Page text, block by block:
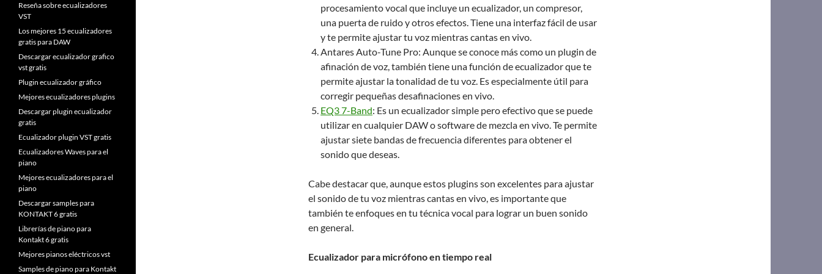
procesamiento vocal que incluye un ecualizador, un compresor,
una puerta de ruido y otros efectos. Tiene una interfaz fácil de usar
y te permite ajustar tu voz mientras cantas en vivo.
Antares Auto-Tune Pro: Aunque se conoce más como un plugin de
afinación de voz, también tiene una función de ecualizador que te
permite ajustar la tonalidad de tu voz. Es especialmente útil para
corregir pequeñas desafinaciones en vivo.
EQ3 7-Band: Es un ecualizador simple pero efectivo que se puede
utilizar en cualquier DAW o software de mezcla en vivo. Te permite
ajustar siete bandas de frecuencia diferentes para obtener el
sonido que deseas.
Cabe destacar que, aunque estos plugins son excelentes para ajustar
el sonido de tu voz mientras cantas en vivo, es importante que
también te enfoques en tu técnica vocal para lograr un buen sonido
en general.
Ecualizador para micrófono en tiempo real
Reseña sobre ecualizadores
VST
Los mejores 15 ecualizadores
gratis para DAW
Descargar ecualizador grafico
vst gratis
Plugin ecualizador gráfico
Mejores ecualizadores plugins
Descargar plugin ecualizador
gratis
Ecualizador plugin VST gratis
Ecualizadores Waves para el
piano
Mejores ecualizadores para el
piano
Descargar samples para
KONTAKT 6 gratis
Librerías de piano para
Kontakt 6 gratis
Mejores pianos eléctricos vst
Samples de piano para Kontakt